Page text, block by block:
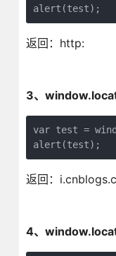
alert(test);
返回：http:
3、
var test =
alert(test);
返回：
4、